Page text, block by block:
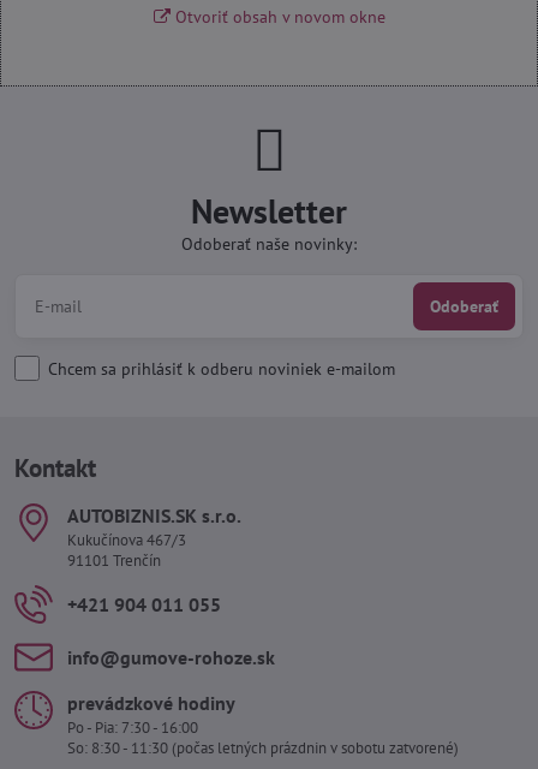
Otvoriť obsah v novom okne
Newsletter
Odoberať naše novinky:
Odoberať
Chcem sa prihlásiť k odberu noviniek e-mailom
Kontakt
AUTOBIZNIS​.SK s​.r​.o​.
Kukučínova 467/3
91101 Trenčín
+421 904 011 055
info​@gumove-rohoze​.sk
prevádzkové hodiny
Po - Pia: 7:30 - 16:00
So: 8:30 - 11:30 (počas letných prázdnin v sobotu zatvorené)